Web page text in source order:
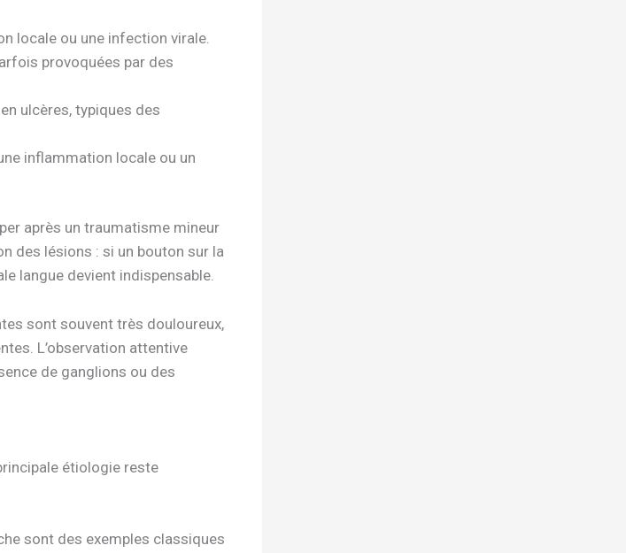
locale ou une infection virale.
provoquées par des
ulcères, typiques des
inflammation locale ou un
après un traumatisme mineur
des lésions : si un bouton sur la
langue devient indispensable.
sont souvent très douloureux,
L’observation attentive
de ganglions ou des
étiologie reste
sont des exemples classiques